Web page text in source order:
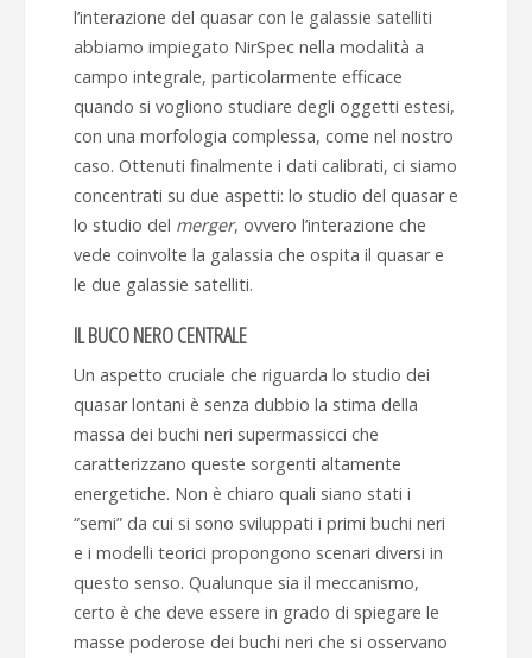
l’interazione del quasar con le galassie satelliti
abbiamo impiegato NirSpec nella modalità a
campo integrale, particolarmente efficace
quando si vogliono studiare degli oggetti estesi,
con una morfologia complessa, come nel nostro
caso. Ottenuti finalmente i dati calibrati, ci siamo
concentrati su due aspetti: lo studio del quasar e
lo studio del merger, ovvero l’interazione che
vede coinvolte la galassia che ospita il quasar e
le due galassie satelliti.
IL BUCO NERO CENTRALE
Un aspetto cruciale che riguarda lo studio dei
quasar lontani è senza dubbio la stima della
massa dei buchi neri supermassicci che
caratterizzano queste sorgenti altamente
energetiche. Non è chiaro quali siano stati i
“semi” da cui si sono sviluppati i primi buchi neri
e i modelli teorici propongono scenari diversi in
questo senso. Qualunque sia il meccanismo,
certo è che deve essere in grado di spiegare le
masse poderose dei buchi neri che si osservano